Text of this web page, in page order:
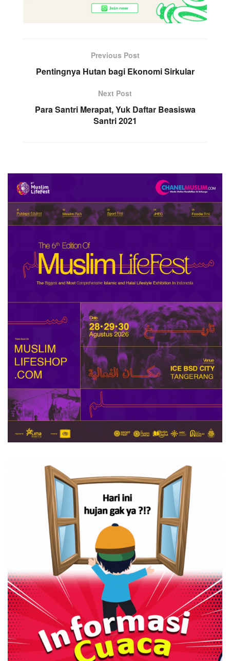
Previous Post
Pentingnya Hutan bagi Ekonomi Sirkular
Next Post
Para Santri Merapat, Yuk Daftar Beasiswa
Santri 2021